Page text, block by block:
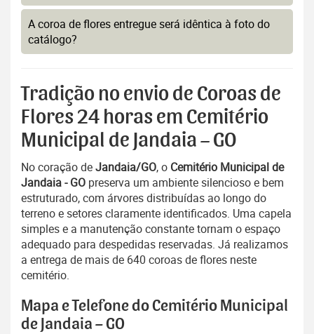
A coroa de flores entregue será idêntica à foto do
catálogo?
Tradição no envio de Coroas de
Flores 24 horas em Cemitério
Municipal de Jandaia – GO
No coração deJandaia/GO, o Cemitério Municipal de
Jandaia - GO preserva um ambiente silencioso e bem
estruturado, com árvores distribuídas ao longo do
terreno e setores claramente identificados. Uma capela
simples e a manutenção constante tornam o espaço
adequado para despedidas reservadas. Já realizamos
a entrega de mais de 640 coroas de flores neste
cemitério.
Mapa e Telefone do Cemitério Municipal
de Jandaia – GO